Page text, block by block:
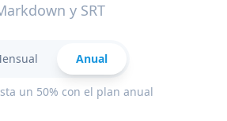
y SRT
Anual
un 50% con el plan anual